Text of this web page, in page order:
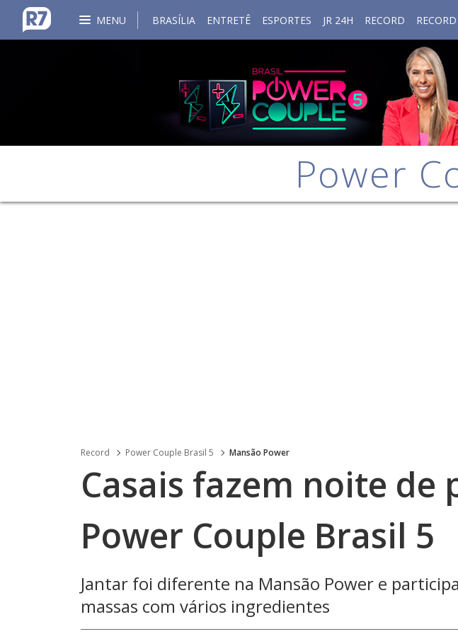
MENU BRASÍLIA ENTRETÊ ESPORTES JR 24H RECORD
Power
Record Power Couple Brasil 5 Mansão Power
Casais fazem noite de
Power Couple Brasil 5
Jantar foi diferente na Mansão Power e
massas com vários ingredientes